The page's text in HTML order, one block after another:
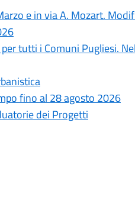
e in via A. Mozart.
tutti i Comuni Pugliesi.
fino al 28 agosto 2026
dei Progetti